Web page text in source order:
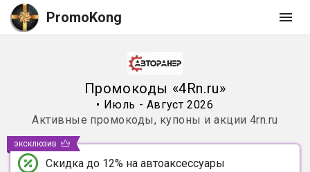
PromoKong
Промокоды «4Rn.ru»
• Июль - Август 2026
Активные промокоды, купоны и акции 4rn.ru
Скидка до 12% на автоаксессуары
эксклюзив